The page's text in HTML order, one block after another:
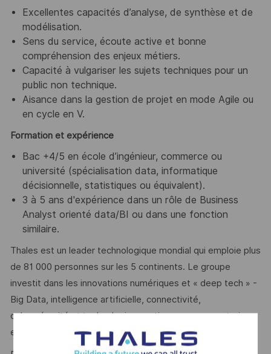
Excellentes capacités d’analyse, de synthèse et de
modélisation.
Sens du service, écoute active et bonne
compréhension des enjeux métiers.
Capacité à vulgariser les sujets techniques pour un
public non technique.
Aisance dans la gestion de projet en mode Agile ou
en cycle en V.
Formation et expérience
Bac +4/5 en école d’ingénieur, commerce ou
université (spécialisation data, informatique
décisionnelle, statistiques ou équivalent).
3 à 5 ans d'expérience dans un rôle de Business
Analyst orienté data/BI ou dans une fonction
similaire.
Thales est un leader technologique mondial qui emploie plus
de 81 000 personnes sur les 5 continents. Le groupe
investit dans les innovations numériques et « deep tech » -
Big Data, intelligence artificielle, connectivité,
cybersécurité et technologie quantique – pour construire
ensemble un avenir de confiance.